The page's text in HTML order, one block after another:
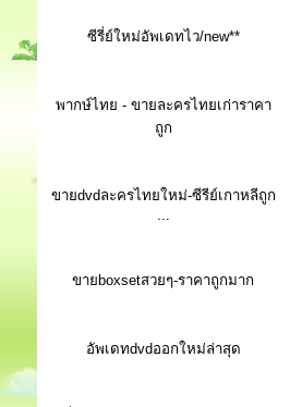
ซีรี่ย์ใหม่อัพเดทไว/new**
พากษ์ไทย - ขายละครไทยเก่าราคา
ถูก
ขายdvdละครไทยใหม่-ซีรีย์เกาหลีถูก
...
ขายboxsetสวยๆ-ราคาถูกมาก
อัพเดทdvdออกใหม่ล่าสุด